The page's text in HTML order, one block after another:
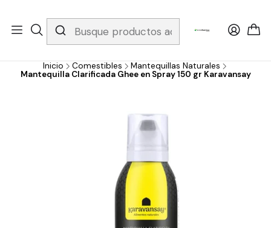
Whatsapp 3229079958/ Fijo 6019251796 / Envios a todo el país y
gratis apartir de 199.000!
Inicio Comestibles
Mantequillas Naturales
Mantequilla Clarificada Ghee en Spray 150 gr Karavansay